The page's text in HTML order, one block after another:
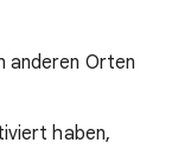
anderen Orten
haben,